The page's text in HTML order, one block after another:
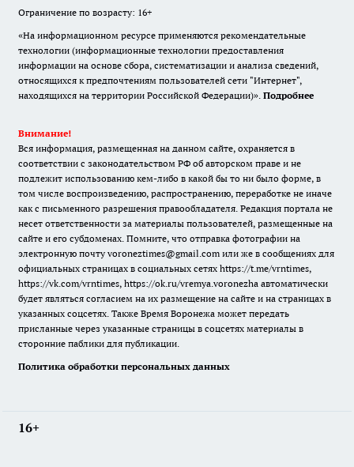
Ограничение по возрасту: 16+
«На информационном ресурсе применяются рекомендательные
технологии (информационные технологии предоставления
информации на основе сбора, систематизации и анализа сведений,
относящихся к предпочтениям пользователей сети "Интернет",
находящихся на территории Российской Федерации)». Подробнее
Внимание!
Вся информация, размещенная на данном сайте, охраняется в
соответствии с законодательством РФ об авторском праве и не
подлежит использованию кем-либо в какой бы то ни было форме, в
том числе воспроизведению, распространению, переработке не иначе
как с письменного разрешения правообладателя. Редакция портала не
несет ответственности за материалы пользователей, размещенные на
сайте и его субдоменах. Помните, что отправка фотографии на
электронную почту voroneztimes@gmail.com или же в сообщениях для
официальных страницах в социальных сетях https://t.me/vrntimes,
https://vk.com/vrntimes, https://ok.ru/vremya.voronezha автоматически
будет являться согласием на их размещение на сайте и на страницах в
указанных соцсетях. Также Время Воронежа может передать
присланные через указанные страницы в соцсетях материалы в
сторонние паблики для публикации.
Политика обработки персональных данных
16+